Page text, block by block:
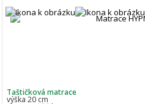
Taštičková matrace
výška 20 cm